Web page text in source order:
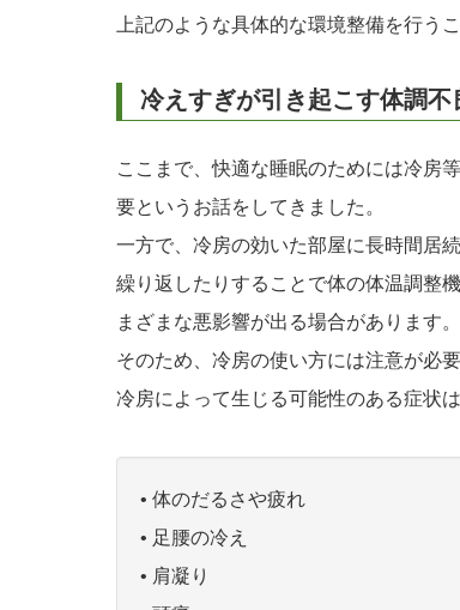
上記のような具体的な環境整備を行う
冷えすぎが引き起こす体調不
ここまで、快適な睡眠のためには冷房
要というお話をしてきました。
一方で、冷房の効いた部屋に長時間居
繰り返したりすることで体の体温調整
まざまな悪影響が出る場合があります。
そのため、冷房の使い方には注意が必要
冷房によって生じる可能性のある症状
• 体のだるさや疲れ
• 足腰の冷え
• 肩凝り